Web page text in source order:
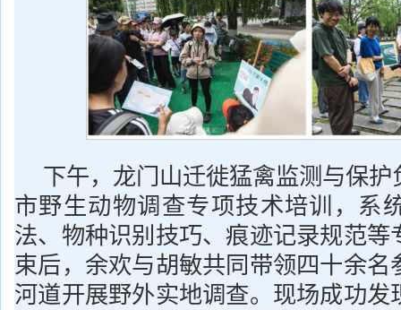
下午，龙门山迁徙猛禽监测与保
市野生动物调查专项技术培训，系
法、物种识别技巧、痕迹记录规范等
束后，余欢与胡敏共同带领四十余名
河道开展野外实地调查。现场成功发